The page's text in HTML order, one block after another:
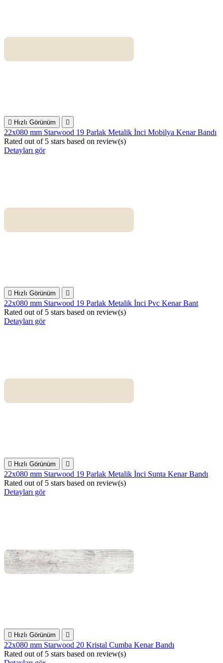
 Hızlı Görünüm 
22x080 mm Starwood 19 Parlak Metalik İnci Mobilya Kenar Bandı
Rated out of 5 stars based on review(s)
Detayları gör
 Hızlı Görünüm 
22x080 mm Starwood 19 Parlak Metalik İnci Pvc Kenar Bant
Rated out of 5 stars based on review(s)
Detayları gör
 Hızlı Görünüm 
22x080 mm Starwood 19 Parlak Metalik İnci Sunta Kenar Bandı
Rated out of 5 stars based on review(s)
Detayları gör
 Hızlı Görünüm 
22x080 mm Starwood 20 Kristal Cumba Kenar Bandı
Rated out of 5 stars based on review(s)